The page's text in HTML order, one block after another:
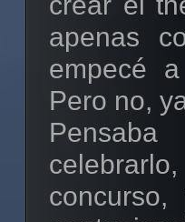
abierto
echarles
del
Apoyo a
Aunque
apenas
empecé
Pero no,